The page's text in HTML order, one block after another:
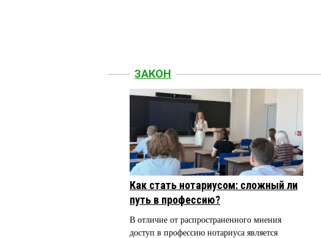
ЗАКОН
Как стать нотариусом: сложный ли
путь в профессию?
В отличие от распространенного мнения
доступ в профессию нотариуса является